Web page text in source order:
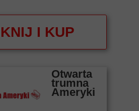
Otwarta
trumna
Ameryki
I KUP